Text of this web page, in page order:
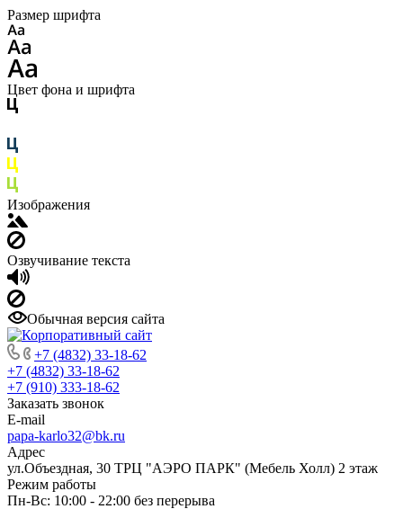
Размер шрифта
Цвет фона и шрифта
Изображения
Озвучивание текста
Обычная версия сайта
+7 (4832) 33-18-62
+7 (4832) 33-18-62
+7 (910) 333-18-62
Заказать звонок
E-mail
papa-karlo32@bk.ru
Адрес
ул.Объездная, 30 ТРЦ "АЭРО ПАРК" (Мебель Холл) 2 этаж
Режим работы
Пн-Вс: 10:00 - 22:00 без перерыва